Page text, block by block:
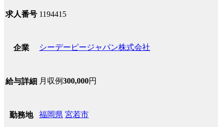
求人番号 1194415
企業 シーデーピージャパン株式会社
給与詳細 月収例300,000円
勤務地 福岡県 宮若市